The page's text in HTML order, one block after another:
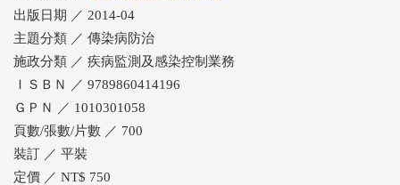
出版日期 ／ 2014-04
主題分類 ／ 傳染病防治
施政分類 ／ 疾病監測及感染控制業務
ＩＳＢＮ ／ 9789860414196
ＧＰＮ ／ 1010301058
頁數/張數/片數 ／ 700
裝訂 ／ 平裝
定價 ／ NT$ 750